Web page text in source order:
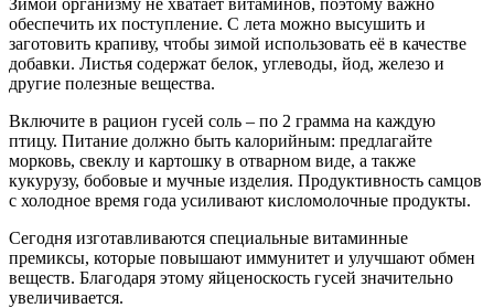
обеспечить их поступление. С лета можно высушить и
заготовить крапиву, чтобы зимой использовать её в качестве
добавки. Листья содержат белок, углеводы, йод, железо и
другие полезные вещества.
Включите в рацион гусей соль – по 2 грамма на каждую
птицу. Питание должно быть калорийным: предлагайте
морковь, свеклу и картошку в отварном виде, а также
кукурузу, бобовые и мучные изделия. Продуктивность самцов
с холодное время года усиливают кисломолочные продукты.
Сегодня изготавливаются специальные витаминные
премиксы, которые повышают иммунитет и улучшают обмен
веществ. Благодаря этому яйценоскость гусей значительно
увеличивается.